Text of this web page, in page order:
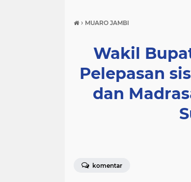
› MUARO JAMBI
Wakil
Pelepasan
dan
komentar